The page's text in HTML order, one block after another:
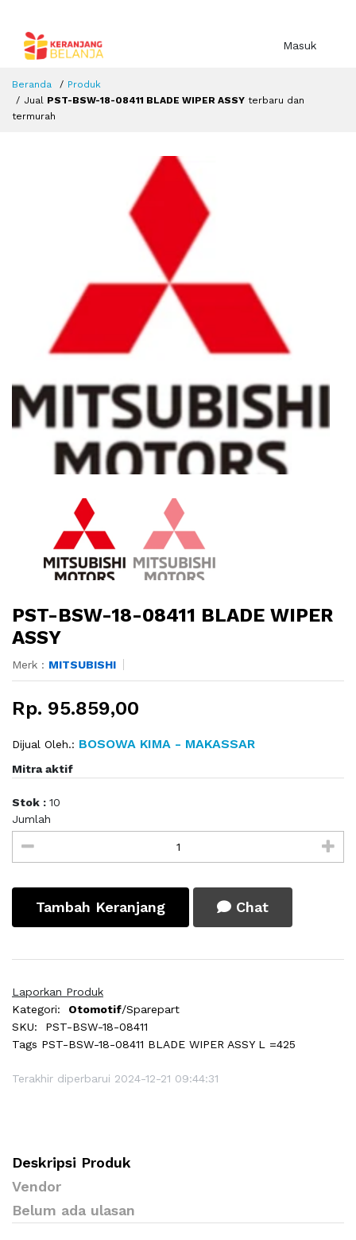
Masuk
Beranda
Produk
Jual PST-BSW-18-08411 BLADE WIPER ASSY terbaru dan
termurah
PST-BSW-18-08411 BLADE WIPER
ASSY
Merk : MITSUBISHI
Rp. 95.859,00
Dijual Oleh.: BOSOWA KIMA - MAKASSAR
Mitra aktif
Stok : 10
Jumlah
Tambah Keranjang Chat
Laporkan Produk
Kategori:
Otomotif/Sparepart
SKU:
PST-BSW-18-08411
Tags PST-BSW-18-08411 BLADE WIPER ASSY L =425
Terakhir diperbarui 2024-12-21 09:44:31
Deskripsi Produk
Vendor
Belum ada ulasan